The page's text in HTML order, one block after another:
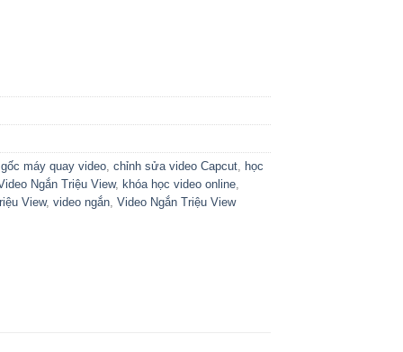
máy quay video chỉnh sửa video Capcut
học
Ngắn Triệu View, khóa học video online
View, video ngắn Video Ngắn Triệu View